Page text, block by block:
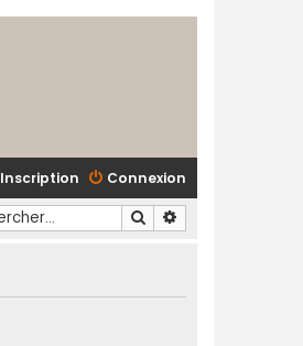
Connexion
Inscription
Rechercher